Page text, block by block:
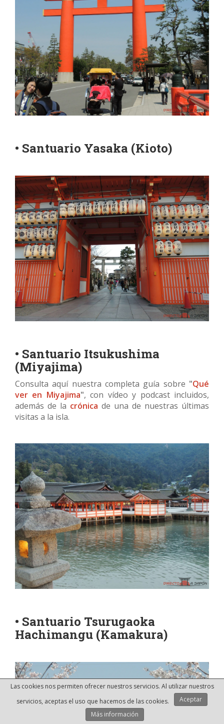
• Santuario Yasaka (Kioto)
• Santuario Itsukushima
(Miyajima)
​Consulta aquí nuestra completa guía sobre "Qué
ver en Miyajima", con vídeo y podcast incluidos,
además de la crónica de una de nuestras últimas
visitas a la isla.
• Santuario Tsurugaoka
Hachimangu (Kamakura)
Las cookies nos permiten ofrecer nuestros servicios. Al utilizar nuestros
servicios, aceptas el uso que hacemos de las cookies.
Aceptar
Más información